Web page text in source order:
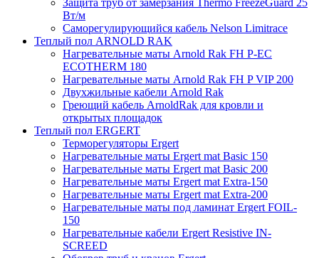
Защита труб от замерзания Thermo FreezeGuard 25
Вт/м
Саморегулирующийся кабель Nelson Limitrace
Теплый пол ARNOLD RAK
Нагревательные маты Arnold Rak FH P-EC
ECOTHERM 180
Нагревательные маты Arnold Rak FH P VIP 200
Двухжильные кабели Arnold Rak
Греющий кабель ArnoldRak для кровли и
открытых площадок
Теплый пол ERGERT
Терморегуляторы Ergert
Нагревательные маты Ergert mat Basic 150
Нагревательные маты Ergert mat Basic 200
Нагревательные маты Ergert mat Extra-150
Нагревательные маты Ergert mat Extra-200
Нагревательные маты под ламинат Ergert FOIL-
150
Нагревательные кабели Ergert Resistive IN-
SCREED